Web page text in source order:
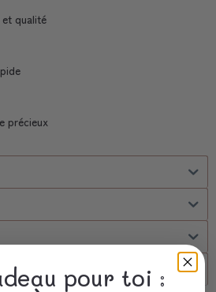
qualité
précieux
pour toi :